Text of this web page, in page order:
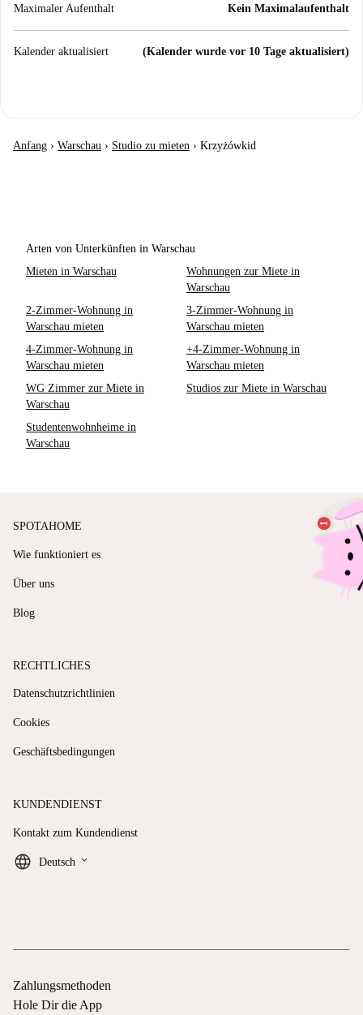
Maximaler Aufenthalt Kein Maximalaufenthalt
Kalender aktualisiert (Kalender wurde vor 10 Tage aktualisiert)
Anfang › Warschau › Studio zu mieten › Krzyżówkid
Arten von Unterkünften in Warschau
Mieten in Warschau
Wohnungen zur Miete in
Warschau
2-Zimmer-Wohnung in
Warschau mieten
3-Zimmer-Wohnung in
Warschau mieten
4-Zimmer-Wohnung in
Warschau mieten
+4-Zimmer-Wohnung in
Warschau mieten
WG Zimmer zur Miete in
Warschau
Studios zur Miete in Warschau
Studentenwohnheime in
Warschau
SPOTAHOME
Wie funktioniert es
Über uns
Blog
RECHTLICHES
Datenschutzrichtlinien
Cookies
Geschäftsbedingungen
KUNDENDIENST
Kontakt zum Kundendienst
Deutsch keyboard_arrow_down
Zahlungsmethoden
Hole Dir die App